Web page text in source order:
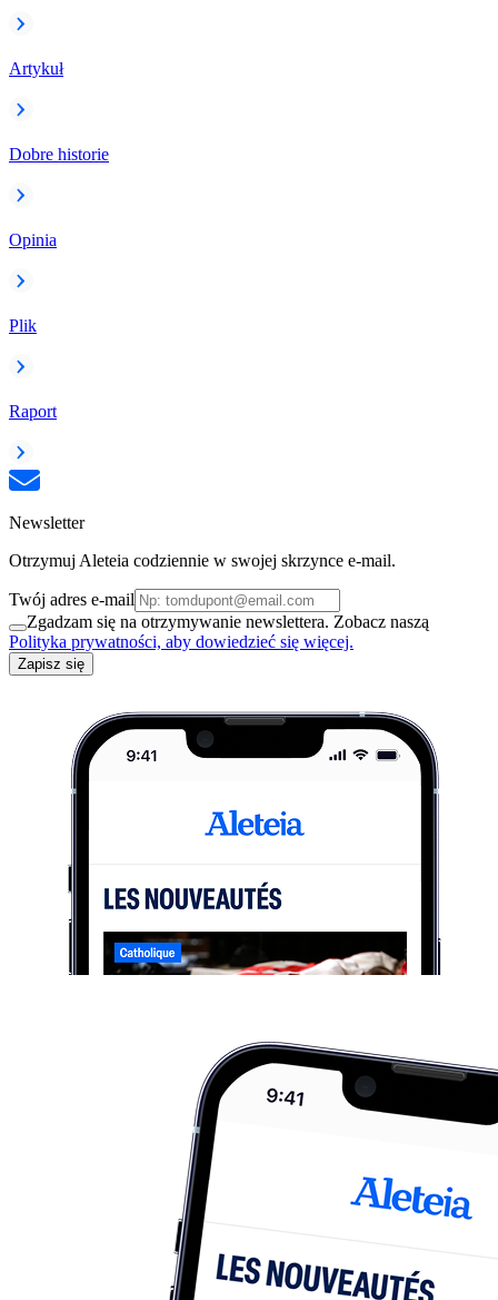
Artykuł
Dobre historie
Opinia
Plik
Raport
Newsletter
Otrzymuj Aleteia codziennie w swojej skrzynce e-mail.
Twój adres e-mail
Zgadzam się na otrzymywanie newslettera. Zobacz naszą
Polityka prywatności, aby dowiedzieć się więcej.
Zapisz się